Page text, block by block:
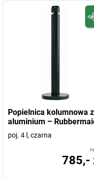
Popielnica kolumnowa z
aluminium –
poj. 4 l, czarna
785,-